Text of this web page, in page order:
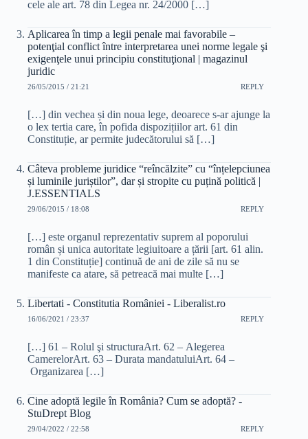
cele ale art. 78 din Legea nr. 24/2000 […]
Aplicarea în timp a legii penale mai favorabile –
potenţial conflict între interpretarea unei norme legale şi
exigenţele unui principiu constituţional | magazinul
juridic
26/05/2015 / 21:21 REPLY
[…] din vechea și din noua lege, deoarece s-ar ajunge la
o lex tertia care, în pofida dispozițiilor art. 61 din
Constituție, ar permite judecătorului să […]
Câteva probleme juridice “reîncălzite” cu “înțelepciunea
și luminile juriștilor”, dar și stropite cu puțină politică |
J.ESSENTIALS
29/06/2015 / 18:08 REPLY
[…] este organul reprezentativ suprem al poporului
român și unica autoritate legiuitoare a țării [art. 61 alin.
1 din Constituție] continuă de ani de zile să nu se
manifeste ca atare, să petreacă mai multe […]
Libertati - Constitutia României - Liberalist.ro
16/06/2021 / 23:37 REPLY
[…] 61 – Rolul şi structuraArt. 62 – Alegerea
CamerelorArt. 63 – Durata mandatuluiArt. 64 –
Organizarea […]
Cine adoptă legile în România? Cum se adoptă? -
StuDrept Blog
29/04/2022 / 22:58 REPLY